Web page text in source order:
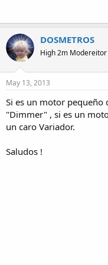
DOSMETROS
High 2m Modereitor
May 13, 2013
Si es un motor pequeño
"Dimmer" , si es un
un caro Variador.
Saludos !